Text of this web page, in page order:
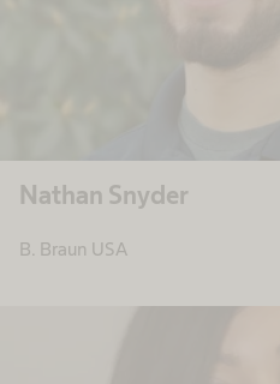
Nathan Snyder
B. Braun USA